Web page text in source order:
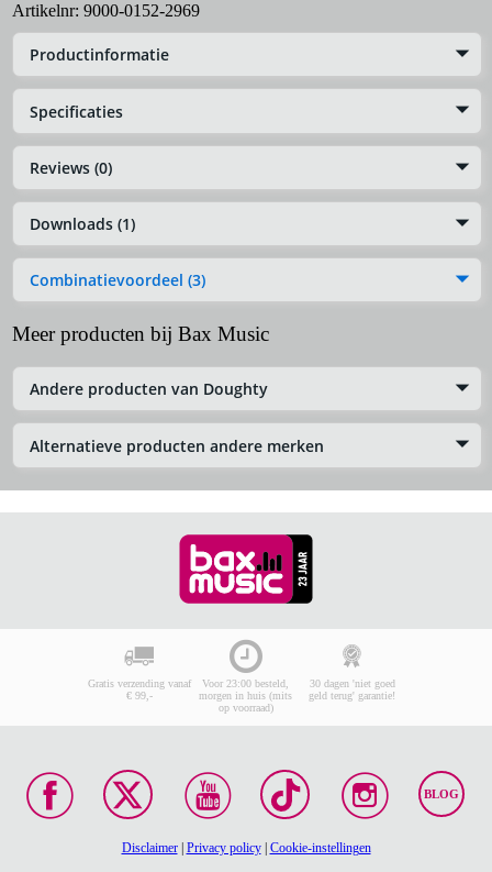
Artikelnr: 9000-0152-2969
Productinformatie
Specificaties
Reviews (0)
Downloads (1)
Combinatievoordeel (3)
Meer producten bij Bax Music
Andere producten van Doughty
Alternatieve producten andere merken
Gratis verzending vanaf
€ 99,-
Voor 23:00 besteld,
morgen in huis (mits
op voorraad)
30 dagen 'niet goed
geld terug' garantie!
BLOG
Disclaimer| Privacy policy| Cookie-instellingen